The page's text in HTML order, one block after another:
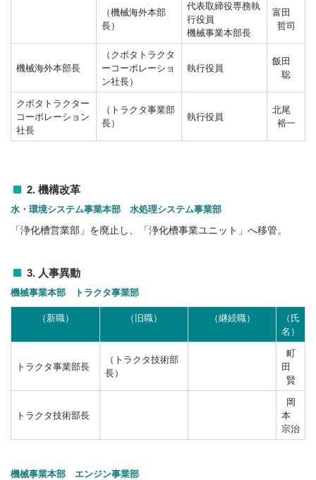
（機械海外本部
長）
代表取締役専務執
行役員
機械事業本部長
富田
哲司
機械海外本部長
（クボタトラクタ
ーコーポレーショ
ン社長）
執行役員
飯田
聡
クボタトラクター
コーポレーション
社長
（トラクタ事業部
長）
執行役員
北尾
裕一
2. 機構改革
水・環境システム事業本部 水処理システム事業部
「浄化槽営業部」を廃止し、「浄化槽事業ユニット」へ移管。
3. 人事異動
機械事業本部 トラクタ事業部
（新職） （旧職） （継続職）
（氏
名）
トラクタ事業部長
（トラクタ技術部
長）
町
田
賢
トラクタ技術部長
岡
本
宗治
機械事業本部 エンジン事業部